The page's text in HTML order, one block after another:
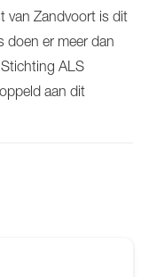
van Zandvoort is dit
doen er meer dan
ALS
aan dit